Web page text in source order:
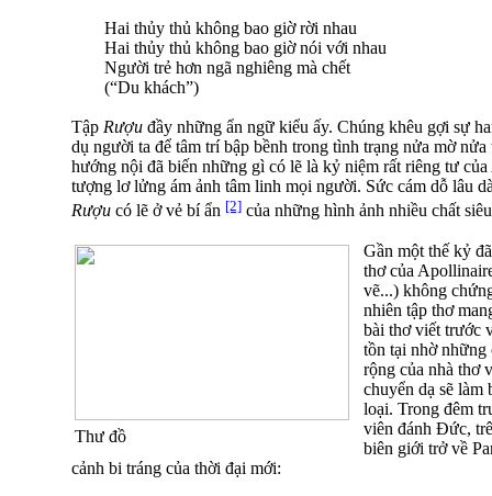
Hai thủy thủ không bao giờ rời nhau
Hai thủy thủ không bao giờ nói với nhau
Người trẻ hơn ngã nghiêng mà chết
(“Du khách”)
Tập Rượu đầy những ẩn ngữ kiểu ấy. Chúng khêu gợi sự
dụ người ta để tâm trí bập bềnh trong tình trạng nửa mờ
hướng nội đã biến những gì có lẽ là kỷ niệm rất riêng tư
tượng lơ lửng ám ảnh tâm linh mọi người. Sức cám dỗ lâu
Rượu có lẽ ở vẻ bí ẩn [2] của những hình ảnh nhiều chất
Thư đồ
Gần một thế kỷ
thơ của
vẽ...) không
nhiên tập thơ
bài thơ viết trước
tồn tại nhờ những
rộng của nhà thơ
chuyển dạ sẽ làm
loại. Trong đêm
viên đánh Đức,
biên giới trở về
cảnh bi tráng của thời đại mới: